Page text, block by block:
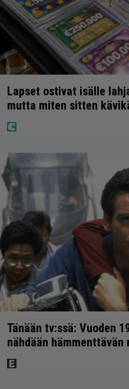
Lapset ostivat isälle
mutta miten sitten
Tänään tv:ssä: Vuoden
nähdään